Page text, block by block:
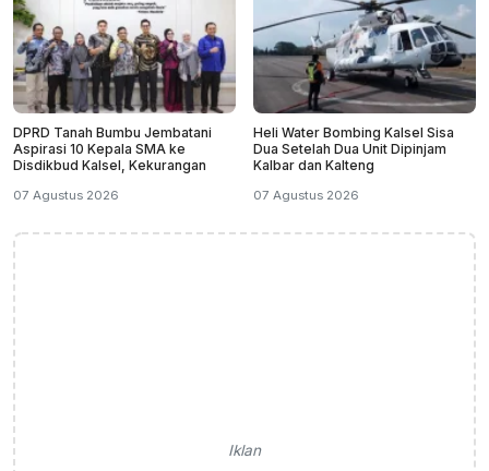
DPRD Tanah Bumbu Jembatani
Aspirasi 10 Kepala SMA ke
Disdikbud Kalsel, Kekurangan
07 Agustus 2026
Heli Water Bombing Kalsel Sisa
Dua Setelah Dua Unit Dipinjam
Kalbar dan Kalteng
07 Agustus 2026
Iklan